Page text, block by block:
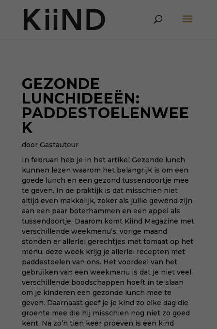
GEZONDE
LUNCHIDEEËN:
PADDESTOELENWEE
K
door Gastauteur
In februari heb je in het artikel Gezonde lunch
kunnen lezen waarom het belangrijk is om een
goede lunch en een gezond tussendoortje mee
te geven. In de praktijk is dat misschien niet
altijd even makkelijk, zeker als jullie gewend zijn
aan een paar boterhammen en een appel als
tussendoortje. Daarom komt Kiind Magazine met
verschillende weekmenu’s: vorige maand
stonden er allerlei gerechtjes met tomaat op het
menu, deze week krijg je allerlei recepten met
paddestoelen van ons. Het voordeel van het
gebruiken van een weekmenu is dat je niet veel
verschillende boodschappen hoeft in te slaan
om je kinderen een gezonde lunch mee te
geven. Daarnaast geef je je kind zo elke dag die
groente mee die hij misschien nog niet zo goed
kent. Na zo’n tien keer proeven is een kind